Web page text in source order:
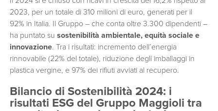
2023, per un totale di 310 milioni di euro, generati per il
92% in Italia. Il Gruppo – che conta oltre 3.300 dipendenti –
ha puntato su sostenibilità ambientale, equità sociale e
innovazione. Tra i risultati: incremento dell’energia
rinnovabile (22% del totale), riduzione degli imballaggi in
plastica vergine, e 97% dei rifiuti avviati al recupero.
Bilancio di Sostenibilità 2024: i
risultati ESG del Gruppo Maggioli tra